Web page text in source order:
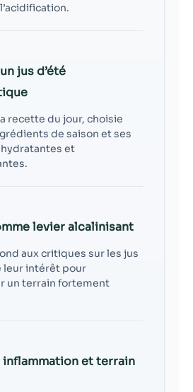
jus d’été
recette du jour, choisie
de saison et ses
et
levier alcalinisant
aux critiques sur les jus
leur intérêt pour
un terrain fortement
inflammation et terrain